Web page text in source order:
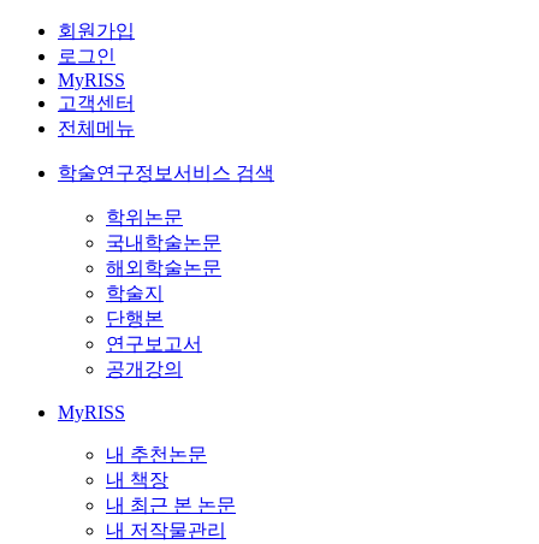
회원가입
로그인
MyRISS
고객센터
전체메뉴
학술연구정보서비스 검색
학위논문
국내학술논문
해외학술논문
학술지
단행본
연구보고서
공개강의
MyRISS
내 추천논문
내 책장
내 최근 본 논문
내 저작물관리